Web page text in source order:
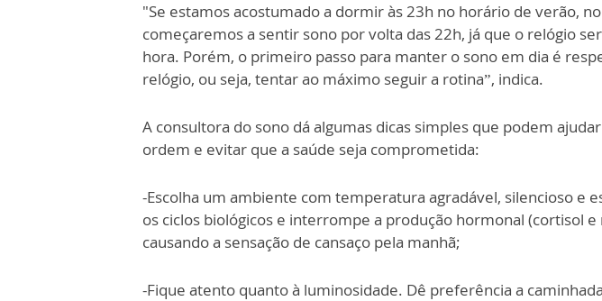
"Se estamos acostumado a dormir às 23h no horário de verão,
começaremos a sentir sono por volta das 22h, já que o relógio
hora. Porém, o primeiro passo para manter o sono em dia é
relógio, ou seja, tentar ao máximo seguir a rotina”, indica.
A consultora do sono dá algumas dicas simples que podem
ordem e evitar que a saúde seja comprometida:
-Escolha um ambiente com temperatura agradável, silencioso e
os ciclos biológicos e interrompe a produção hormonal (cortisol e
causando a sensação de cansaço pela manhã;
-Fique atento quanto à luminosidade. Dê preferência a